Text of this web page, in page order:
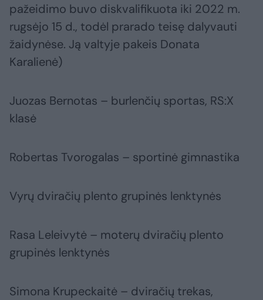
pažeidimo buvo diskvalifikuota iki 2022 m.
rugsėjo 15 d., todėl prarado teisę dalyvauti
žaidynėse. Ją valtyje pakeis Donata
Karalienė)
Juozas Bernotas – burlenčių sportas, RS:X
klasė
Robertas Tvorogalas – sportinė gimnastika
Vyrų dviračių plento grupinės lenktynės
Rasa Leleivytė – moterų dviračių plento
grupinės lenktynės
Simona Krupeckaitė – dviračių trekas,